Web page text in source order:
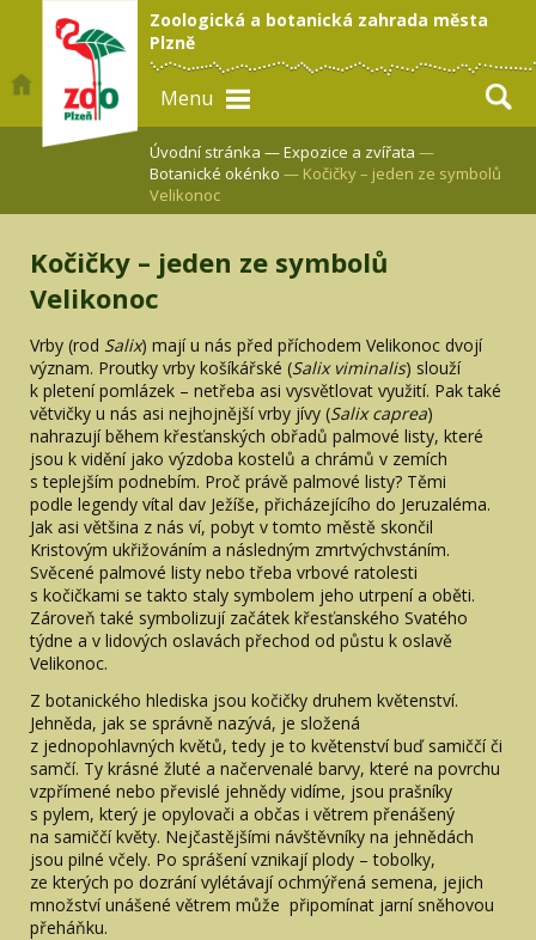
Zoologická a botanická zahrada města
Plzně
Menu
Úvodní stránka —Expozice a zvířata —
Botanické okénko — Kočičky – jeden ze symbolů
Velikonoc
Kočičky – jeden ze symbolů
Velikonoc
Vrby (rod Salix) mají u nás před příchodem Velikonoc dvojí
význam. Proutky vrby košíkářské (Salix viminalis) slouží
k pletení pomlázek – netřeba asi vysvětlovat využití. Pak také
větvičky u nás asi nejhojnější vrby jívy (Salix caprea)
nahrazují během křesťanských obřadů palmové listy, které
jsou k vidění jako výzdoba kostelů a chrámů v zemích
s teplejším podnebím. Proč právě palmové listy? Těmi
podle legendy vítal dav Ježíše, přicházejícího do Jeruzaléma.
Jak asi většina z nás ví, pobyt v tomto městě skončil
Kristovým ukřižováním a následným zmrtvýchvstáním.
Svěcené palmové listy nebo třeba vrbové ratolesti
s kočičkami se takto staly symbolem jeho utrpení a oběti.
Zároveň také symbolizují začátek křesťanského Svatého
týdne a v lidových oslavách přechod od půstu k oslavě
Velikonoc.
Z botanického hlediska jsou kočičky druhem květenství.
Jehněda, jak se správně nazývá, je složená
z jednopohlavných květů, tedy je to květenství buď samiččí či
samčí. Ty krásné žluté a načervenalé barvy, které na povrchu
vzpřímené nebo převislé jehnědy vidíme, jsou prašníky
s pylem, který je opylovači a občas i větrem přenášený
na samiččí květy. Nejčastějšími návštěvníky na jehnědách
jsou pilné včely. Po sprášení vznikají plody – tobolky,
ze kterých po dozrání vylétávají ochmýřená semena, jejich
množství unášené větrem může připomínat jarní sněhovou
přeháňku.